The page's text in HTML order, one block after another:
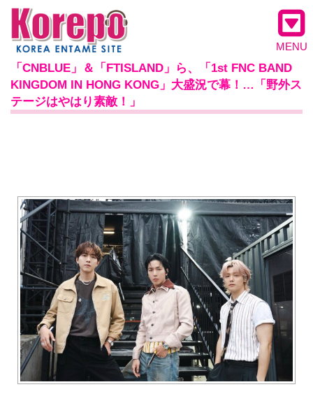
MENU
「CNBLUE」＆「FTISLAND」ら、「1st FNC BAND
KINGDOM IN HONG KONG」大盛況で幕！…「野外ス
テージはやはり素敵！」